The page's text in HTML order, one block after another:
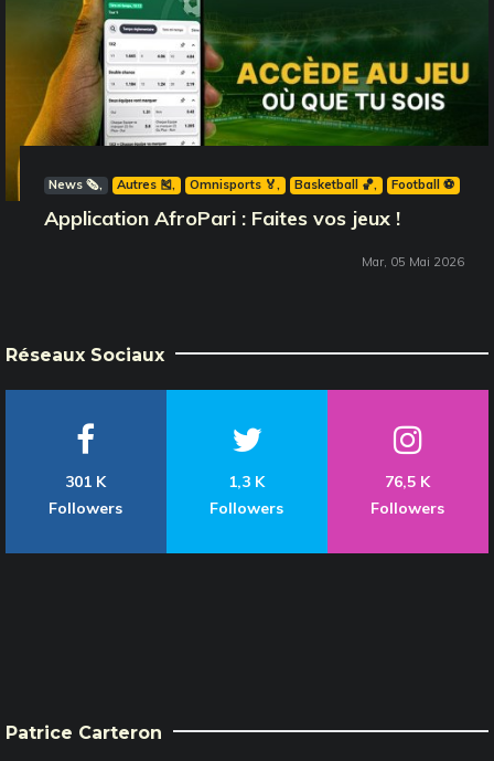
News 🗞️ Autres 🎽 Omnisports 🏅 Basketball 🏀 Football ⚽️
Application AfroPari : Faites vos jeux !
Mar, 05 Mai 2026
Réseaux Sociaux
301 K
Followers
1,3 K
Followers
76,5 K
Followers
Patrice Carteron